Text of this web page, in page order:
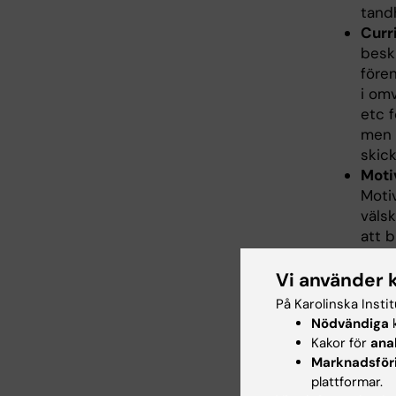
i
etc
att
Vi använder
På Karolinska
Nödvändiga
Kakor för
plattformar.